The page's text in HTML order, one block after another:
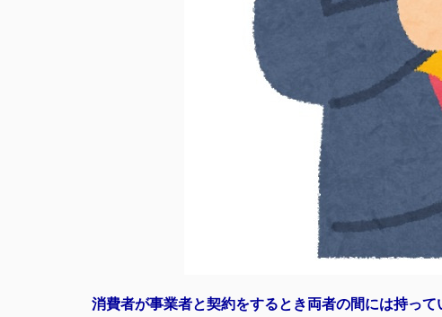
消費者が事業者と契約をするとき両者の間には持っ